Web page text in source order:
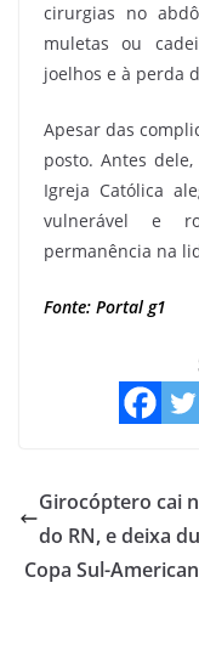
cirurgias no
muletas ou
joelhos e à perda
Apesar das
posto. Antes
Igreja Católica
vulnerável e
permanência na
Fonte: Portal g1
Girocóptero cai
do RN, e deixa
Copa Sul-